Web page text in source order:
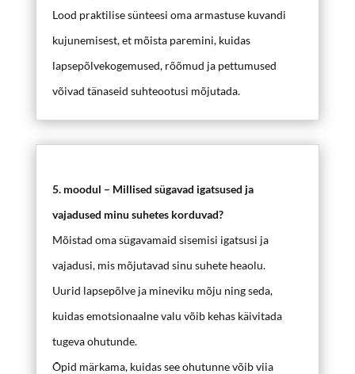
Lood praktilise sünteesi oma armastuse kuvandi
kujunemisest, et mõista paremini, kuidas
lapsepõlvekogemused, rõõmud ja pettumused
võivad tänaseid suhteootusi mõjutada.
5. moodul – Millised sügavad igatsused ja
vajadused minu suhetes korduvad?
Mõistad oma sügavamaid sisemisi igatsusi ja
vajadusi, mis mõjutavad sinu suhete heaolu.
Uurid lapsepõlve ja mineviku mõju ning seda,
kuidas emotsionaalne valu võib kehas käivitada
tugeva ohutunde.
Õpid märkama, kuidas see ohutunne võib viia